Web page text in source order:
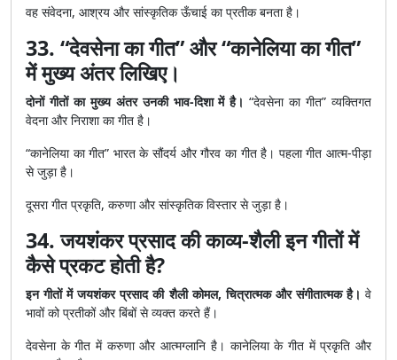
वह संवेदना, आश्रय और सांस्कृतिक ऊँचाई का प्रतीक बनता है।
33. “देवसेना का गीत” और “कानेलिया का गीत”
में मुख्य अंतर लिखिए।
दोनों गीतों का मुख्य अंतर उनकी भाव-दिशा में है। “देवसेना का गीत” व्यक्तिगत
वेदना और निराशा का गीत है।
“कानेलिया का गीत” भारत के सौंदर्य और गौरव का गीत है। पहला गीत आत्म-पीड़ा
से जुड़ा है।
दूसरा गीत प्रकृति, करुणा और सांस्कृतिक विस्तार से जुड़ा है।
34. जयशंकर प्रसाद की काव्य-शैली इन गीतों में
कैसे प्रकट होती है?
इन गीतों में जयशंकर प्रसाद की शैली कोमल, चित्रात्मक और संगीतात्मक है। वे
भावों को प्रतीकों और बिंबों से व्यक्त करते हैं।
देवसेना के गीत में करुणा और आत्मग्लानि है। कानेलिया के गीत में प्रकृति और